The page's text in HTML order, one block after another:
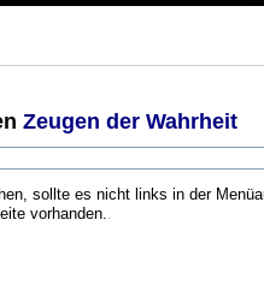
Zeugen der Wahrheit
sollte es nicht links in der
vorhanden.